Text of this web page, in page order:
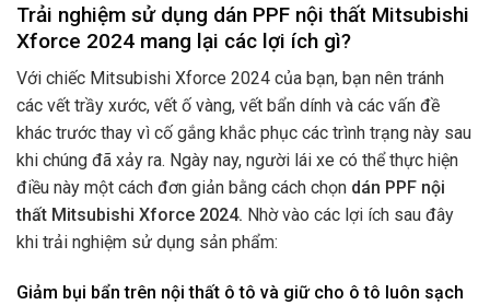
Trải nghiệm sử dụng dán PPF nội thất Mitsubishi
Xforce 2024 mang lại các lợi ích gì?
Với chiếc Mitsubishi Xforce 2024 của bạn, bạn nên tránh
các vết trầy xước, vết ố vàng, vết bẩn dính và các vấn đề
khác trước thay vì cố gắng khắc phục các trình trạng này sau
khi chúng đã xảy ra. Ngày nay, người lái xe có thể thực hiện
điều này một cách đơn giản bằng cách chọn dán PPF nội
thất Mitsubishi Xforce 2024. Nhờ vào các lợi ích sau đây
khi trải nghiệm sử dụng sản phẩm:
Giảm bụi bẩn trên nội thất ô tô và giữ cho ô tô luôn sạch